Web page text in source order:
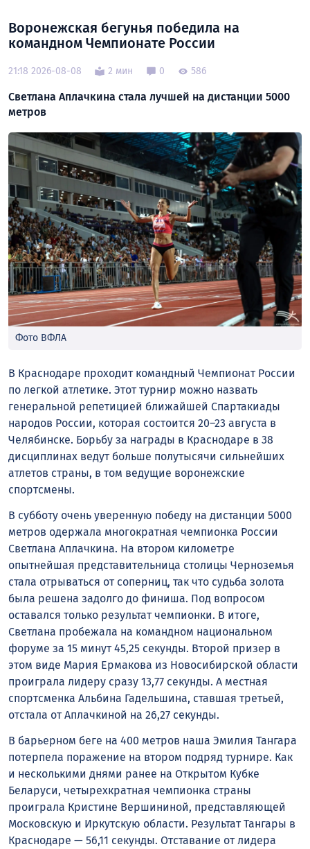
Воронежская бегунья победила на
командном Чемпионате России
21:18 2026-08-08 2 мин 0 586
Светлана Аплачкина стала лучшей на дистанции 5000
метров
Фото ВФЛА
В Краснодаре проходит командный Чемпионат России
по легкой атлетике. Этот турнир можно назвать
генеральной репетицией ближайшей Спартакиады
народов России, которая состоится 20–23 августа в
Челябинске. Борьбу за награды в Краснодаре в 38
дисциплинах ведут больше полутысячи сильнейших
атлетов страны, в том ведущие воронежские
спортсмены.
В субботу очень уверенную победу на дистанции 5000
метров одержала многократная чемпионка России
Светлана Аплачкина. На втором километре
опытнейшая представительница столицы Черноземья
стала отрываться от соперниц, так что судьба золота
была решена задолго до финиша. Под вопросом
оставался только результат чемпионки. В итоге,
Светлана пробежала на командном национальном
форуме за 15 минут 45,25 секунды. Второй призер в
этом виде Мария Ермакова из Новосибирской области
проиграла лидеру сразу 13,77 секунды. А местная
спортсменка Альбина Гадельшина, ставшая третьей,
отстала от Аплачкиной на 26,27 секунды.
В барьерном беге на 400 метров наша Эмилия Тангара
потерпела поражение на втором подряд турнире. Как
и несколькими днями ранее на Открытом Кубке
Беларуси, четырехкратная чемпионка страны
проиграла Кристине Вершининой, представляющей
Московскую и Иркутскую области. Результат Тангары в
Краснодаре — 56,11 секунды. Отставание от лидера